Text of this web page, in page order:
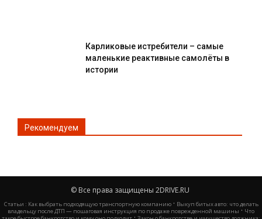
Карликовые истребители – самые
маленькие реактивные самолёты в
истории
Рекомендуем
© Все права защищены 2DRIVE.RU
Статьи : Как выбрать подходящую транспортную компанию· Выкуп битых авто: что делать
владельцу после ДТП — пошаговая инструкция по продаже поврежденной машины· Что